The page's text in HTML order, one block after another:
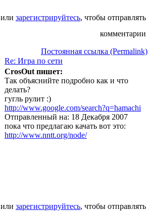
или зарегистрируйтесь, чтобы отправлять
комментарии
Постоянная ссылка (Permalink)
Re: Игра по сети
CrosOut пишет:
Так объяснийте подробно как и что
делать?
гугль рулит :)
http://www.google.com/search?q=hamachi
Отправленный на: 18 Декабря 2007
пока что предлагаю качать вот это:
http://www.nntt.org/node/
или зарегистрируйтесь, чтобы отправлять